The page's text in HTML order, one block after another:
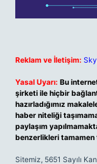
Reklam ve İletişim:
Yasal Uyarı: Bu
şirketi ile hiçbir
hazırladığımız
haber niteliği
paylaşım
benzerlikleri
Sitemiz, 5651 Sayılı